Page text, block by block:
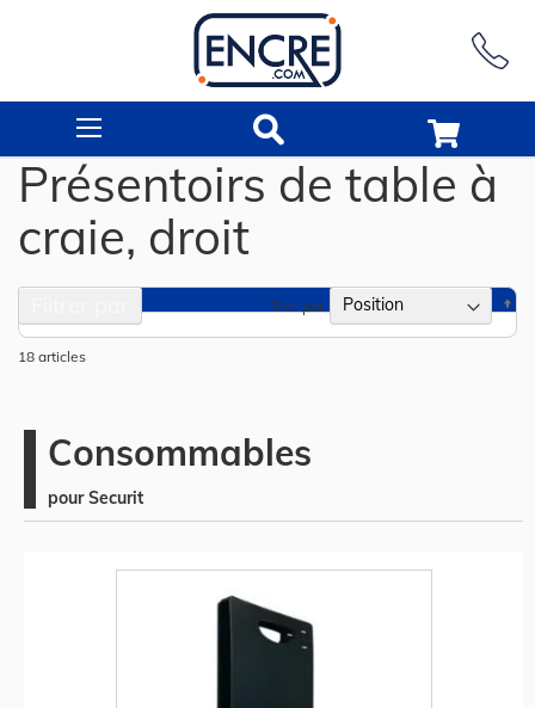
Présentoirs de table à
craie, droit
18 articles
Trier par
Consommables
pour Securit